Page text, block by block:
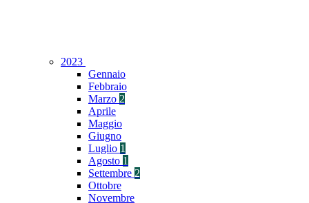
2023
Gennaio
Febbraio
Marzo 2
Aprile
Maggio
Giugno
Luglio 1
Agosto 1
Settembre 2
Ottobre
Novembre